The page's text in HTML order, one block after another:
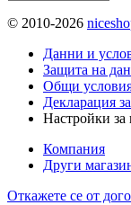
© 2010-2026
Данни и
Защита на
Общи
Декларация
Настройки за
Компания
Други
Откажете се от